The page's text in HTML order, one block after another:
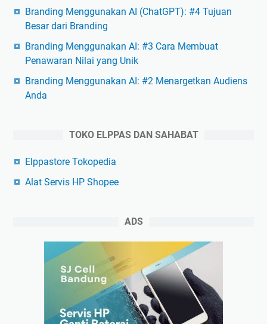
Branding Menggunakan AI (ChatGPT): #4 Tujuan
Besar dari Branding
Branding Menggunakan AI: #3 Cara Membuat
Penawaran Nilai yang Unik
Branding Menggunakan AI: #2 Menargetkan Audiens
Anda
TOKO ELPPAS DAN SAHABAT
Elppastore Tokopedia
Alat Servis HP Shopee
ADS